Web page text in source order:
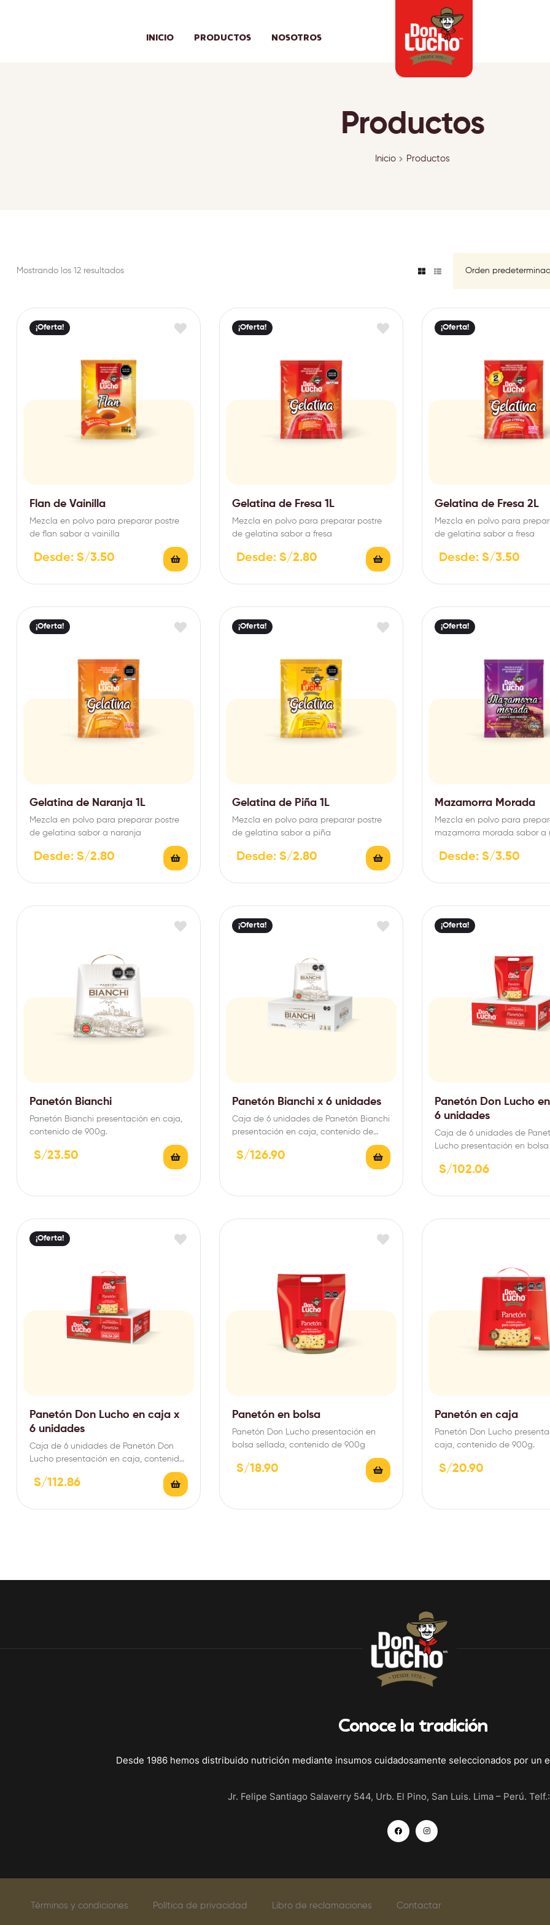
INICIO PRODUCTOS NOSOTROS
Productos
Inicio Productos
Mostrando los 12 resultados
¡Oferta!
Flan de Vainilla
Mezcla en polvo para preparar postre
de flan sabor a vainilla
Desde: S/3.50
¡Oferta!
Gelatina de Fresa 1L
Mezcla en polvo para preparar postre
de gelatina sabor a fresa
Desde: S/2.80
¡Oferta!
Gelatina de Fresa 2L
Mezcla en polvo para
de gelatina sabor a fresa
Desde: S/3.50
¡Oferta!
Gelatina de Naranja 1L
Mezcla en polvo para preparar postre
de gelatina sabor a naranja
Desde: S/2.80
¡Oferta!
Gelatina de Piña 1L
Mezcla en polvo para preparar postre
de gelatina sabor a piña
Desde: S/2.80
¡Oferta!
Mazamorra Morada
Mezcla en polvo para
mazamorra morada sabor a
Desde: S/3.50
Panetón Bianchi
Panetón Bianchi presentación en caja,
contenido de 900g.
S/23.50
¡Oferta!
Panetón Bianchi x 6 unidades
Caja de 6 unidades de Panetón Bianchi
presentación en caja, contenido de
S/126.90
¡Oferta!
Panetón Don Lucho
6 unidades
Caja de 6 unidades de
Lucho presentación en
S/102.06
¡Oferta!
Panetón Don Lucho en caja x
6 unidades
Caja de 6 unidades de Panetón Don
Lucho presentación en caja, contenido
S/112.86
Panetón en bolsa
Panetón Don Lucho presentación en
bolsa sellada, contenido de 900g
S/18.90
Panetón en caja
Panetón Don Lucho
caja, contenido de 900g.
S/20.90
Conoce la tradición
Desde 1986 hemos distribuido nutrición mediante insumos cuidadosamente seleccionados por un
Jr. Felipe Santiago Salaverry 544, Urb. El Pino, San Luis. Lima – Perú.
Términos y condiciones Política de privacidad Libro de reclamaciones Contactar